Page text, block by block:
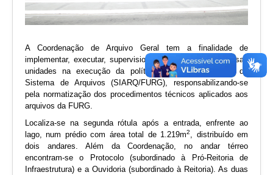
A Coordenação de Arquivo Geral tem a finalidade de
implementar, executar, supervisionar e dar apoio às diversas
unidades na execução da política arquivística através do
Sistema de Arquivos (SIARQ/FURG), responsabilizando-se
pela normatização dos procedimentos técnicos aplicados aos
arquivos da FURG.
Localiza-se na segunda rótula após a entrada, enfrente ao
lago, num prédio com área total de 1.219m2
, distribuído em
dois andares. Além da Coordenação, no andar térreo
encontram-se o Protocolo (subordinado à Pró-Reitoria de
Infraestrutura) e a Ouvidoria (subordinado à Reitoria). As duas